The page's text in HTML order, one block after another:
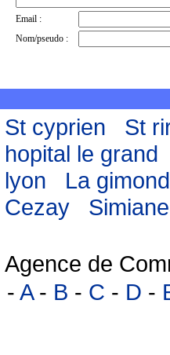
St cyprien St
hopital le grand
lyon
La gimond
Cezay
Agence de
- A- B - C - D -